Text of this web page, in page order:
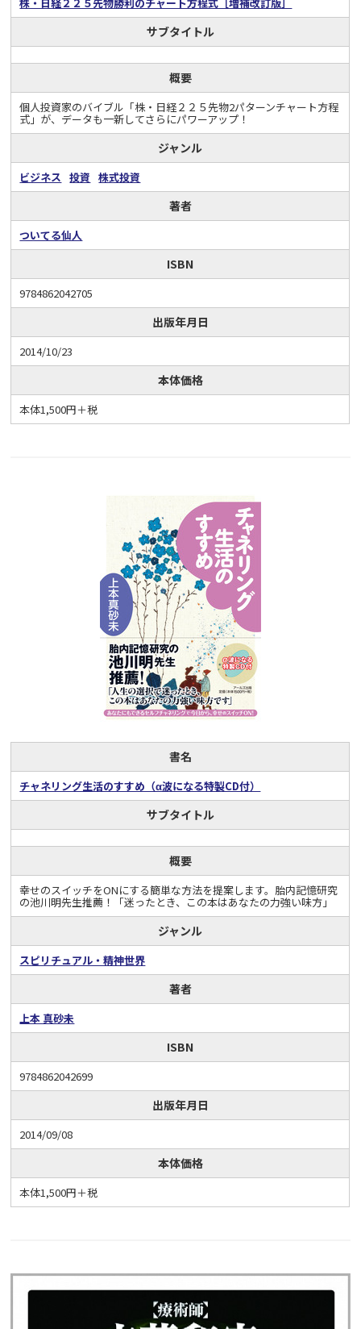
サブタイトル
概要
個人投資家のバイブル「株・日経２２５先物2パターンチャート方程
式」が、データも一新してさらにパワーアップ！
ジャンル
ビジネス 投資 株式投資
著者
ついてる仙人
ISBN
9784862042705
出版年月日
2014/10/23
本体価格
本体1,500円＋税
書名
チャネリング生活のすすめ（α波になる特製CD付）
サブタイトル
概要
幸せのスイッチをONにする簡単な方法を提案します。胎内記憶研究
の池川明先生推薦！「迷ったとき、この本はあなたの力強い味方」
ジャンル
スピリチュアル・精神世界
著者
上本 真砂未
ISBN
9784862042699
出版年月日
2014/09/08
本体価格
本体1,500円＋税